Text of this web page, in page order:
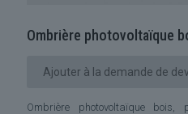
Ombrière photovoltaïque
Ajouter à la demande de
Ombrière photovoltaïque